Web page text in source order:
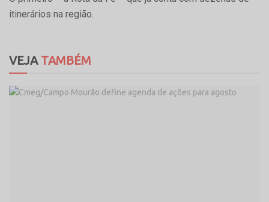
itinerários na região.
VEJATAMBÉM